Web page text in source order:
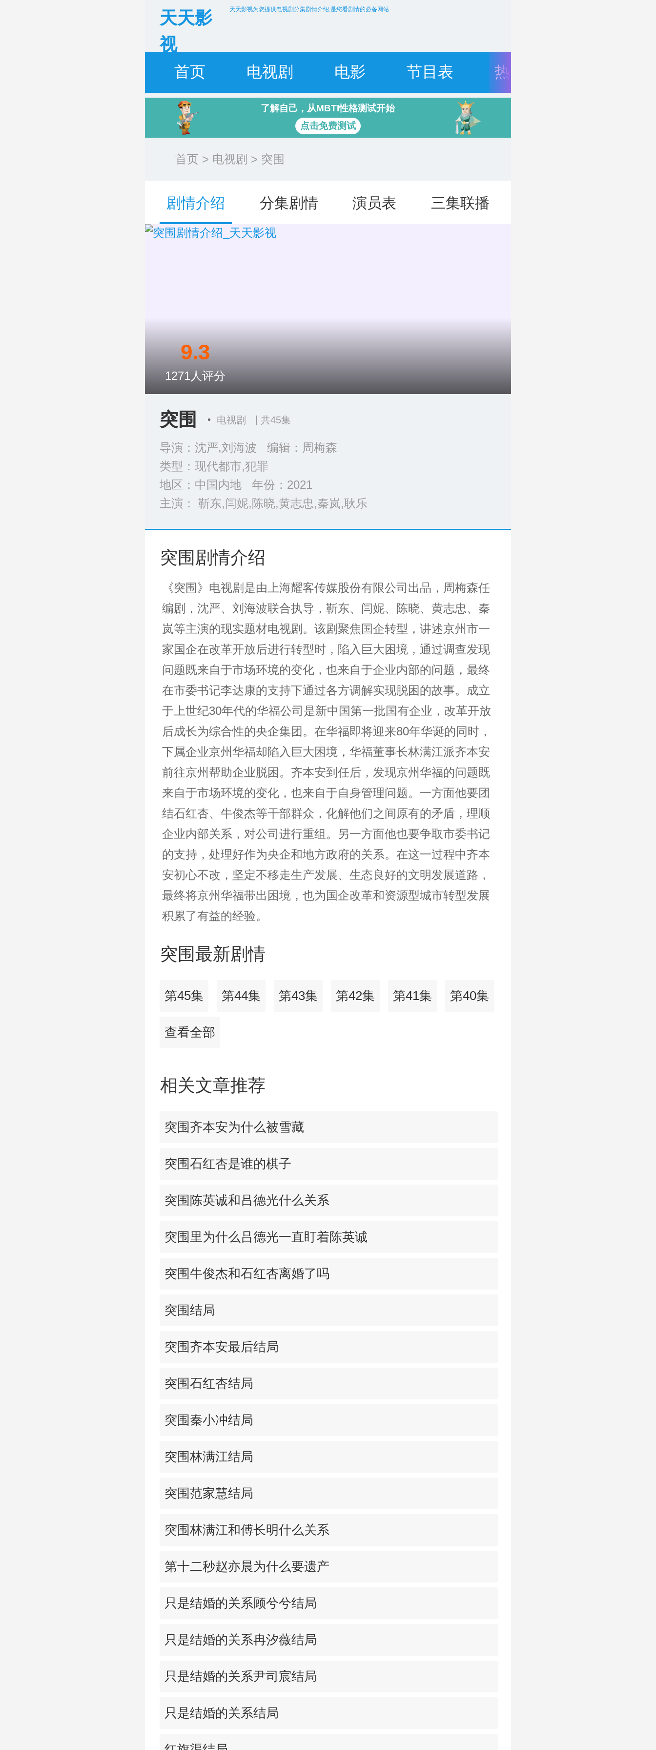
天天影
视
天天影视为您提供电视剧分集剧情介绍,是您看剧情的必备网站
首页 电视剧 电影 节目表 热门资讯
了解自己，从MBTI性格测试开始
点击免费测试
首页 > 电视剧 > 突围
剧情介绍 分集剧情 演员表 三集联播
突围 电视剧 共45集
导演：沈严,刘海波 编辑：周梅森
类型： 现代都市,犯罪
地区：中国内地 年份： 2021
主演： 靳东,闫妮,陈晓,黄志忠,秦岚,耿乐
9.3
1271 人评分
突围剧情介绍
《突围》电视剧是由上海耀客传媒股份有限公司出品，周梅森任
编剧，沈严、刘海波联合执导，靳东、闫妮、陈晓、黄志忠、秦
岚等主演的现实题材电视剧。该剧聚焦国企转型，讲述京州市一
家国企在改革开放后进行转型时，陷入巨大困境，通过调查发现
问题既来自于市场环境的变化，也来自于企业内部的问题，最终
在市委书记李达康的支持下通过各方调解实现脱困的故事。成立
于上世纪30年代的华福公司是新中国第一批国有企业，改革开放
后成长为综合性的央企集团。在华福即将迎来80年华诞的同时，
下属企业京州华福却陷入巨大困境，华福董事长林满江派齐本安
前往京州帮助企业脱困。齐本安到任后，发现京州华福的问题既
来自于市场环境的变化，也来自于自身管理问题。一方面他要团
结石红杏、牛俊杰等干部群众，化解他们之间原有的矛盾，理顺
企业内部关系，对公司进行重组。另一方面他也要争取市委书记
的支持，处理好作为央企和地方政府的关系。在这一过程中齐本
安初心不改，坚定不移走生产发展、生态良好的文明发展道路，
最终将京州华福带出困境，也为国企改革和资源型城市转型发展
积累了有益的经验。
突围最新剧情
第45集 第44集 第43集 第42集 第41集 第40集
查看全部
相关文章推荐
突围齐本安为什么被雪藏
突围石红杏是谁的棋子
突围陈英诚和吕德光什么关系
突围里为什么吕德光一直盯着陈英诚
突围牛俊杰和石红杏离婚了吗
突围结局
突围齐本安最后结局
突围石红杏结局
突围秦小冲结局
突围林满江结局
突围范家慧结局
突围林满江和傅长明什么关系
第十二秒赵亦晨为什么要遗产
只是结婚的关系顾兮兮结局
只是结婚的关系冉汐薇结局
只是结婚的关系尹司宸结局
只是结婚的关系结局